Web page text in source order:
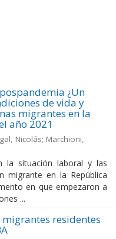
¿Un
de vida y
migrantes en la
año 2021
Nicolás; Marchioni,
la situación laboral y las
migrante en la República
en que empezaron a
...
residentes